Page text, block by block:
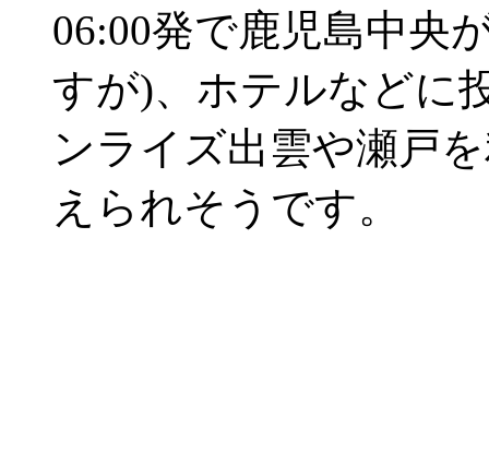
06:00発で鹿児島中央
すが)、ホテルなどに
ンライズ出雲や瀬戸
えられそうです。